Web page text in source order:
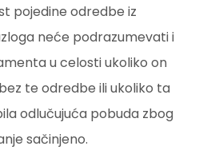
pojedine odredbe iz
neće podrazumevati i
u celosti ukoliko on
te odredbe ili ukoliko ta
odlučujuća pobuda zbog
sačinjeno.